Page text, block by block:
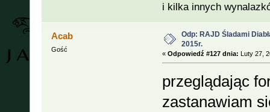
i kilka innych
Acab
Gość
Odp: RAJD Śladami
2015r.
« Odpowiedź #127 dnia: Luty 27,
przeglądając
zastanawiam